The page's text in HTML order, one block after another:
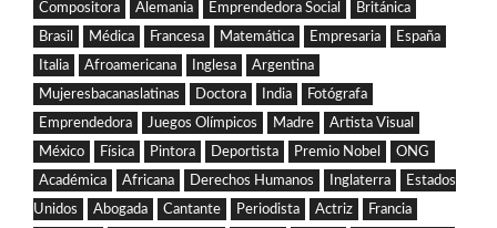
Compositora
Alemania Emprendedora Social
Británica
Brasil
Médica Francesa Matemática Empresaria
España
Italia
Afroamericana Inglesa
Argentina
Mujeresbacanaslatinas
Doctora India
Fotógrafa
Emprendedora
Juegos Olímpicos Madre
Artista Visual
México
Física Pintora Deportista Premio Nobel
ONG
Académica
Africana Derechos Humanos Inglaterra
Estados
Unidos
Abogada Cantante Periodista Actriz
Francia